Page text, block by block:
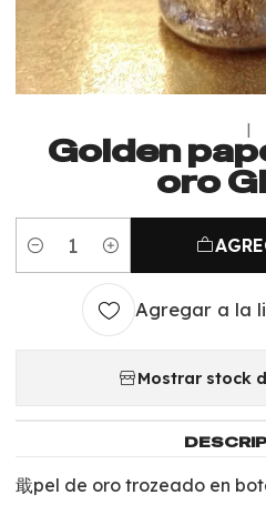
|
Golden
oro
Cantidad
Agregar a la
Mostrar stock
戢pel de oro trozeado en